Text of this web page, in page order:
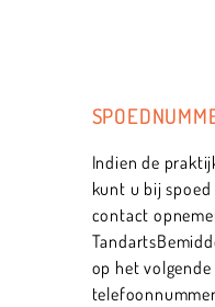
Indien de
kunt u bij
contact
op het volgende